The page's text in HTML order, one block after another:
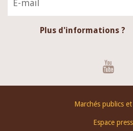
Plus d'informations ?
Marchés publics
Espace